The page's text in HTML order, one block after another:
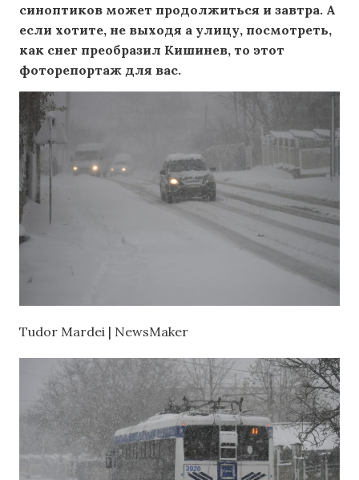
синоптиков может продолжиться и завтра. А
если хотите, не выходя а улицу, посмотреть,
как снег преобразил Кишинев, то этот
фоторепортаж для вас.
Tudor Mardei | NewsMaker